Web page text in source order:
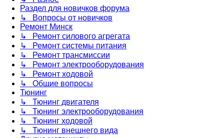
Раздел для новичков форума
↳ Вопросы от новичков
Ремонт Минск
↳ Ремонт силового агрегата
↳ Ремонт системы питания
↳ Ремонт трансмиссии
↳ Ремонт электрооборудования
↳ Ремонт ходовой
↳ Общие вопросы
Тюнинг
↳ Тюнинг двигателя
↳ Тюнинг электрооборудования
↳ Тюнинг ходовой
↳ Тюнинг внешнего вида